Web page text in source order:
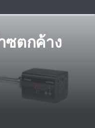
ซตกค้าง